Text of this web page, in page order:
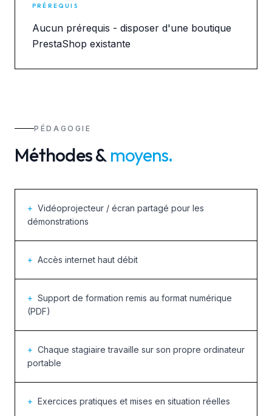
PRÉREQUIS
Aucun prérequis - disposer d'une boutique
PrestaShop existante
PÉDAGOGIE
Méthodes & moyens.
+ Vidéoprojecteur / écran partagé pour les
démonstrations
+ Accès internet haut débit
+ Support de formation remis au format numérique
(PDF)
+ Chaque stagiaire travaille sur son propre ordinateur
portable
+ Exercices pratiques et mises en situation réelles